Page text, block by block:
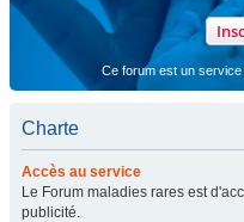
Ce forum est un
Charte
Accès au service
Le Forum maladies rares est
publicité.